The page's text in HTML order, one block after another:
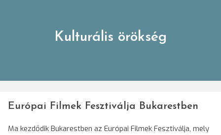
Kulturális örökség
Európai Filmek Fesztiválja Bukarestben
Ma kezdődik Bukarestben az Európai Filmek Fesztiválja, mely